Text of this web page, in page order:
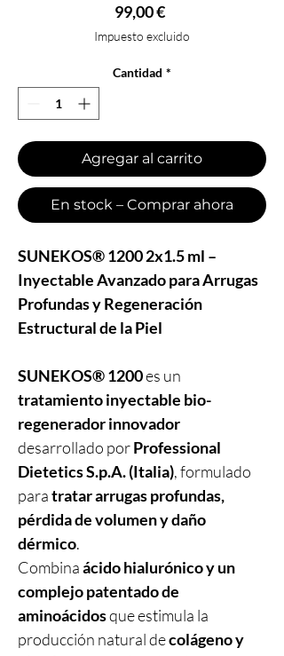
99,00 €Precio
Impuesto excluido
Cantidad *
Agregar al carrito
En stock – Comprar ahora
SUNEKOS® 1200 2x1.5 ml –
Inyectable Avanzado para Arrugas
Profundas y Regeneración
Estructural de la Piel
SUNEKOS® 1200es un
tratamiento inyectable bio-
regenerador innovador
desarrollado porProfessional
Dietetics S.p.A. (Italia), formulado
paratratar arrugas profundas,
pérdida de volumen y daño
dérmico.
Combinaácido hialurónico y un
complejo patentado de
aminoácidosque estimula la
producción natural decolágeno y